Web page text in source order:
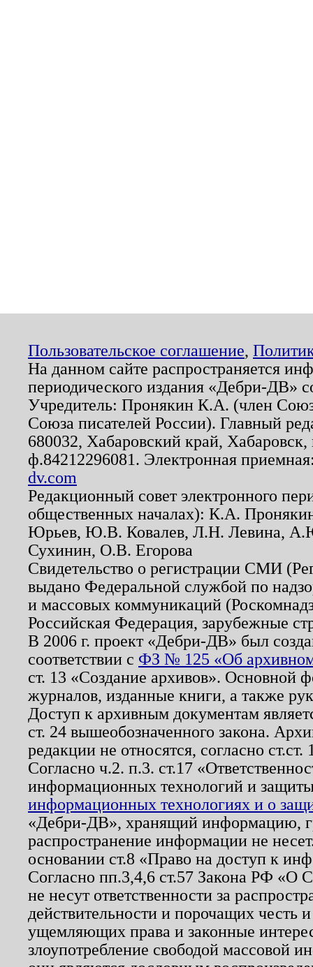
Пользовательское соглашение,
На данном сайте распространяется
периодического издания «Дебри-ДВ»
Учредитель: Пронякин К.А. (член
Союза писателей России). Главный
680032, Хабаровский край,
ф.84212296081. Электронная
dv.com
Редакционный совет электронного
общественных началах): К.А.
Юрьев, Ю.В. Ковалев, Л.Н. Левина,
Сухинин, О.В. Егорова
Свидетельство о регистрации СМИ
выдано Федеральной службой по
и массовых коммуникаций
Российская Федерация, зарубежные
В 2006 г. проект «Дебри-ДВ» был
соответствии с ФЗ № 125 «Об
ст. 13 «Создание архивов». Основной
журналов, изданные книги, а также
Доступ к архивным документам
ст. 24 вышеобозначенного закона.
редакции не относятся, согласно
Согласно ч.2. п.3. ст.17
информационных технологий и
информационных технологиях и о
«Дебри-ДВ», хранящий информацию,
распространение информации не
основании ст.8 «Право на доступ к
Согласно пп.3,4,6 ст.57 Закона РФ «О
не несут ответственности за
действительности и порочащих честь
ущемляющих права и законные
злоупотребление свободой массовой